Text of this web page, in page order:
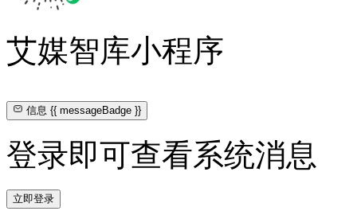
艾媒智库小程序
信息{{ messageBadge }}
登录即可查看系统消息
立即登录